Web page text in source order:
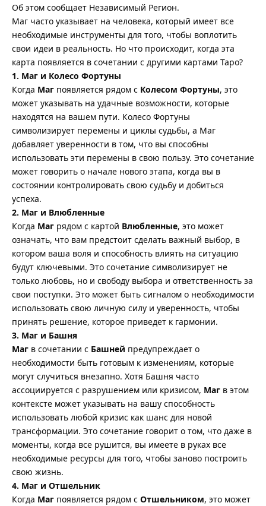
Об этом сообщает Независимый Регион.
Маг часто указывает на человека, который имеет все
необходимые инструменты для того, чтобы воплотить
свои идеи в реальность. Но что происходит, когда эта
карта появляется в сочетании с другими картами Таро?
1. Маг и Колесо Фортуны
Когда Маг появляется рядом с Колесом Фортуны, это
может указывать на удачные возможности, которые
находятся на вашем пути. Колесо Фортуны
символизирует перемены и циклы судьбы, а Маг
добавляет уверенности в том, что вы способны
использовать эти перемены в свою пользу. Это сочетание
может говорить о начале нового этапа, когда вы в
состоянии контролировать свою судьбу и добиться
успеха.
2. Маг и Влюбленные
Когда Маг рядом с картой Влюбленные, это может
означать, что вам предстоит сделать важный выбор, в
котором ваша воля и способность влиять на ситуацию
будут ключевыми. Это сочетание символизирует не
только любовь, но и свободу выбора и ответственность за
свои поступки. Это может быть сигналом о необходимости
использовать свою личную силу и уверенность, чтобы
принять решение, которое приведет к гармонии.
3. Маг и Башня
Маг в сочетании с Башней предупреждает о
необходимости быть готовым к изменениям, которые
могут случиться внезапно. Хотя Башня часто
ассоциируется с разрушением или кризисом, Маг в этом
контексте может указывать на вашу способность
использовать любой кризис как шанс для новой
трансформации. Это сочетание говорит о том, что даже в
моменты, когда все рушится, вы имеете в руках все
необходимые ресурсы для того, чтобы заново построить
свою жизнь.
4. Маг и Отшельник
Когда Маг появляется рядом с Отшельником, это может